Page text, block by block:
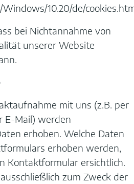
10.20/de/
bei Nichtannahme von
unserer Website
mit uns (z.B. per
E-Mail) werden
erhoben. Welche Daten
erhoben werden,
Kontaktformular ersichtlich.
zum Zweck der